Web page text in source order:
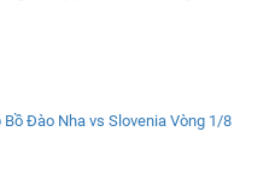
Đào Nha vs Slovenia Vòng 1/8